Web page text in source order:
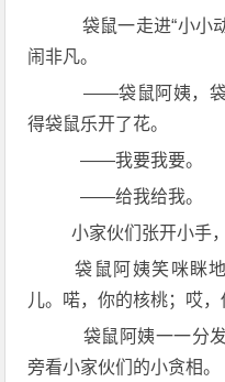
袋鼠一走进“小小
闹非凡。
——袋鼠阿姨，袋
得袋鼠乐开了花。
——我要我要。
——给我给我。
小家伙们张开小手
袋鼠阿姨笑咪眯
儿。喏，你的核桃；哎，
袋鼠阿姨一一分
旁看小家伙们的小贪相。